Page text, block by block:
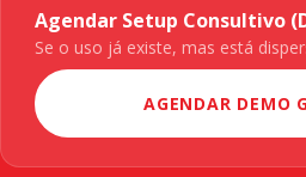
Agendar Setup Consultivo
Se o uso já existe, mas está
AGENDAR DEMO